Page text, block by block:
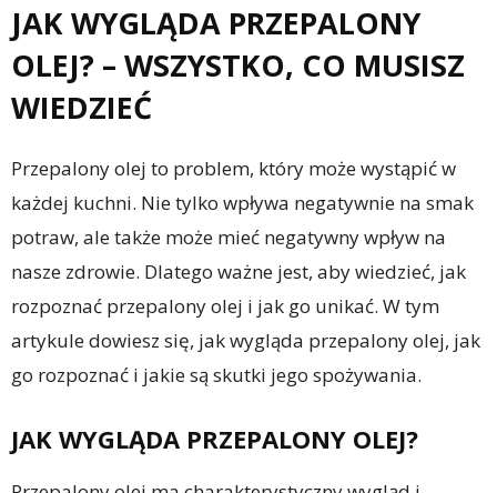
JAK WYGLĄDA PRZEPALONY
OLEJ? – WSZYSTKO, CO MUSISZ
WIEDZIEĆ
Przepalony olej to problem, który może wystąpić w
każdej kuchni. Nie tylko wpływa negatywnie na smak
potraw, ale także może mieć negatywny wpływ na
nasze zdrowie. Dlatego ważne jest, aby wiedzieć, jak
rozpoznać przepalony olej i jak go unikać. W tym
artykule dowiesz się, jak wygląda przepalony olej, jak
go rozpoznać i jakie są skutki jego spożywania.
JAK WYGLĄDA PRZEPALONY OLEJ?